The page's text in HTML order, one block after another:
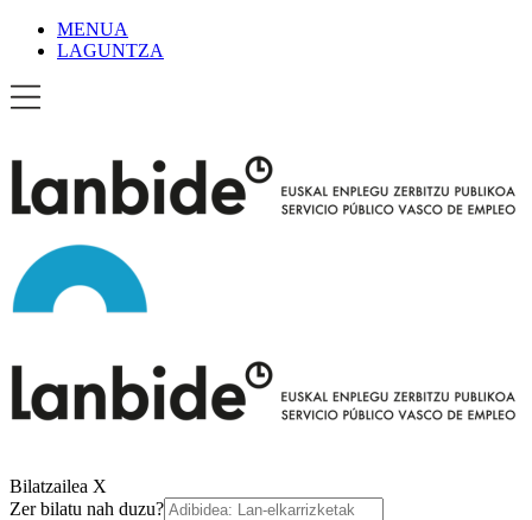
MENUA
LAGUNTZA
Bilatzailea X
Zer bilatu nah duzu?